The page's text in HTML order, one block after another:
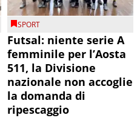
SPORT
Futsal: niente serie A
femminile per l’Aosta
511, la Divisione
nazionale non accoglie
la domanda di
ripescaggio